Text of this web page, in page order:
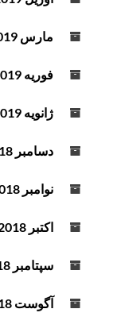
مارس 2019
فوریه 2019
ژانویه 2019
دسامبر 2018
نوامبر 2018
اکتبر 2018
سپتامبر 2018
آگوست 2018